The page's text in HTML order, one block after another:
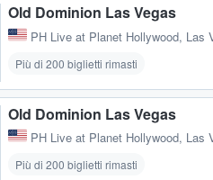
Old Dominion Las Vegas
PH Live at Planet Hollywood, Las
Più di 200 biglietti rimasti
Old Dominion Las Vegas
PH Live at Planet Hollywood, Las
Più di 200 biglietti rimasti